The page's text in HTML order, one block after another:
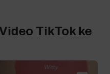
TikTok ke